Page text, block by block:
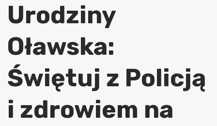
Urodziny
Oławska:
Świętuj z Policją
i zdrowiem na